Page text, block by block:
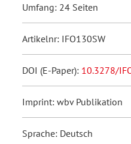
Umfang: 24 Seiten
Artikelnr: IFO130SW
DOI (E-Paper): 10.3278/
Imprint: wbv Publikation
Sprache: Deutsch